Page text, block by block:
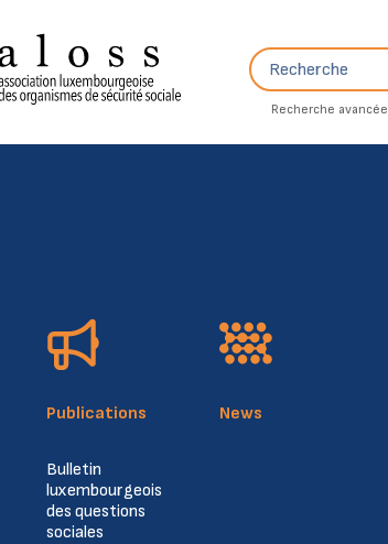
Recherche
Recherche avancée
Publications
Bulletin
luxembourgeois
des questions
sociales
News